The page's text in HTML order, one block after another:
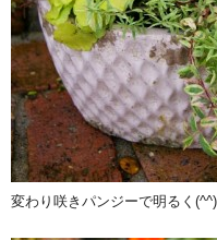
変わり咲きパンジーで明るく(^^)